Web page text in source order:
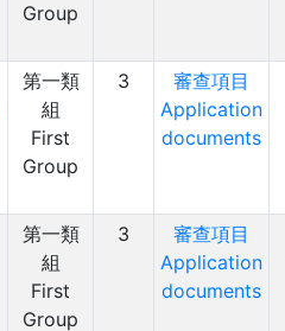
Group
第一類
組
First
Group
3
審查項目
Application
documents
第一類
組
First
Group
3
審查項目
Application
documents